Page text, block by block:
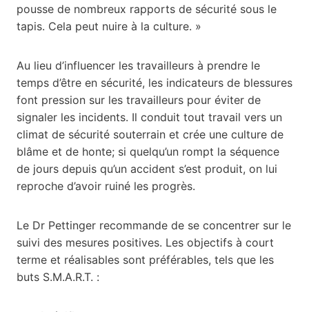
pousse de nombreux rapports de sécurité sous le
tapis. Cela peut nuire à la culture. »
Au lieu d’influencer les travailleurs à prendre le
temps d’être en sécurité, les indicateurs de blessures
font pression sur les travailleurs pour éviter de
signaler les incidents. Il conduit tout travail vers un
climat de sécurité souterrain et crée une culture de
blâme et de honte; si quelqu’un rompt la séquence
de jours depuis qu’un accident s’est produit, on lui
reproche d’avoir ruiné les progrès.
Le Dr Pettinger recommande de se concentrer sur le
suivi des mesures positives. Les objectifs à court
terme et réalisables sont préférables, tels que les
buts S.M.A.R.T. :